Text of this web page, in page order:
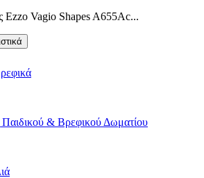
Ezzo Vagio Shapes A655Ac...
& Βρεφικού Δωματίου